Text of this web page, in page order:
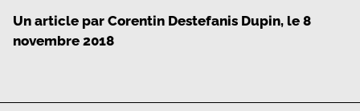
Un article par Corentin Destefanis Dupin, le 8
novembre 2018